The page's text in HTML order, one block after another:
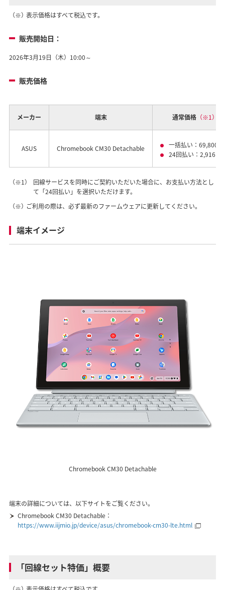
（※）表示価格はすべて税込です。
販売開始日：
2026年3月19日（木）10:00～
販売価格
メーカー 端末 通常価格 （※1）
ASUS Chromebook CM30 Detachable
一括払い：69,800円
24回払い：2,916円
（※1）
回線サービスを同時にご契約いただいた場合に、お支払い方法とし
て「24回払い」を選択いただけます。
（※） ご利用の際は、必ず最新のファームウェアに更新してください。
端末イメージ
Chromebook CM30 Detachable
端末の詳細については、以下サイトをご覧ください。
Chromebook CM30 Detachable：
https://www.iijmio.jp/device/asus/chromebook-cm30-lte.html
「回線セット特価」概要